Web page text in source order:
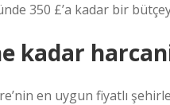
350 £’a kadar bir
kadar
en uygun fiyatlı